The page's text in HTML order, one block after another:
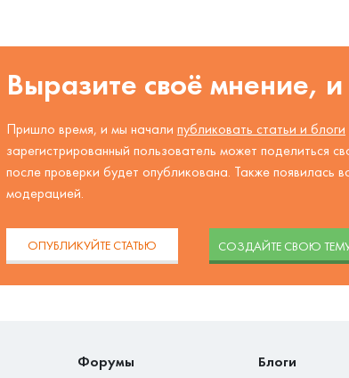
Выразите своё мнение,
Пришло время, и мы начали публиковать статьи и блоги
зарегистрированный пользователь может поделиться
после проверки будет опубликована. Также появилась
модерацией.
ОПУБЛИКУЙТЕ СТАТЬЮ CОЗДАЙТЕ СВОЮ
Форумы Блоги